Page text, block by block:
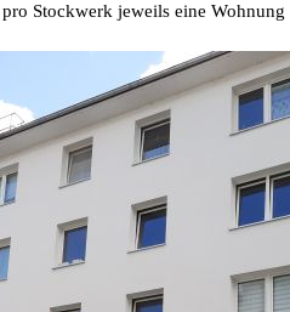
Stockwerk jeweils eine